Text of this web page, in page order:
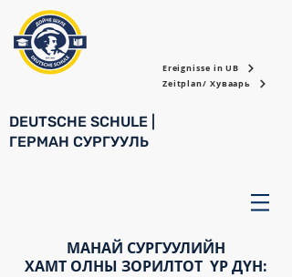
Ereignisse in UB
Zeitplan/ Хуваарь
DEUTSCHE SCHULE |
ГЕРМАН СУРГУУЛЬ
МАНАЙ СУРГУУЛИЙН
ХАМТ ОЛНЫ ЗОРИЛТОТ ҮР ДҮН: